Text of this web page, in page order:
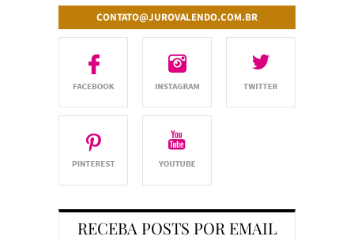
CONTATO@JUROVALENDO.COM.BR
RECEBA POSTS POR EMAIL